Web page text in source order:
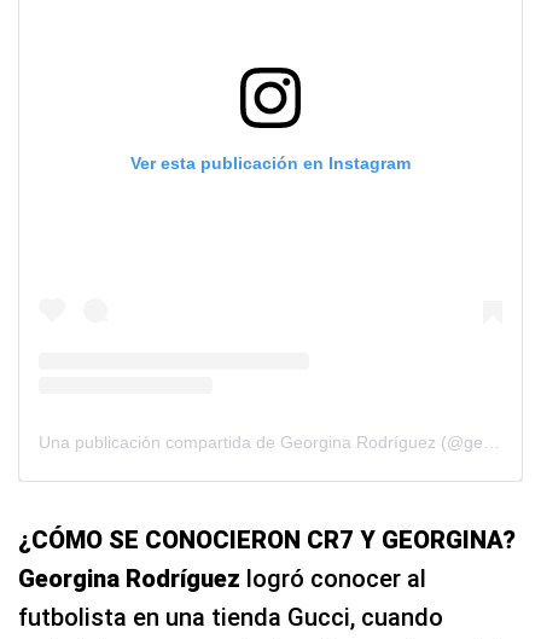
Ver esta publicación en Instagram
¿CÓMO SE CONOCIERON CR7 Y GEORGINA?
Georgina Rodríguez logró conocer al
futbolista en una tienda Gucci, cuando